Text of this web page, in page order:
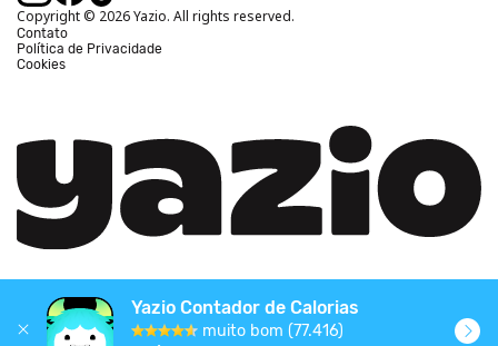
Copyright © 2026 Yazio. All rights reserved.
Contato
Política de Privacidade
Cookies
Yazio Contador de Calorias
muito bom (77.416)